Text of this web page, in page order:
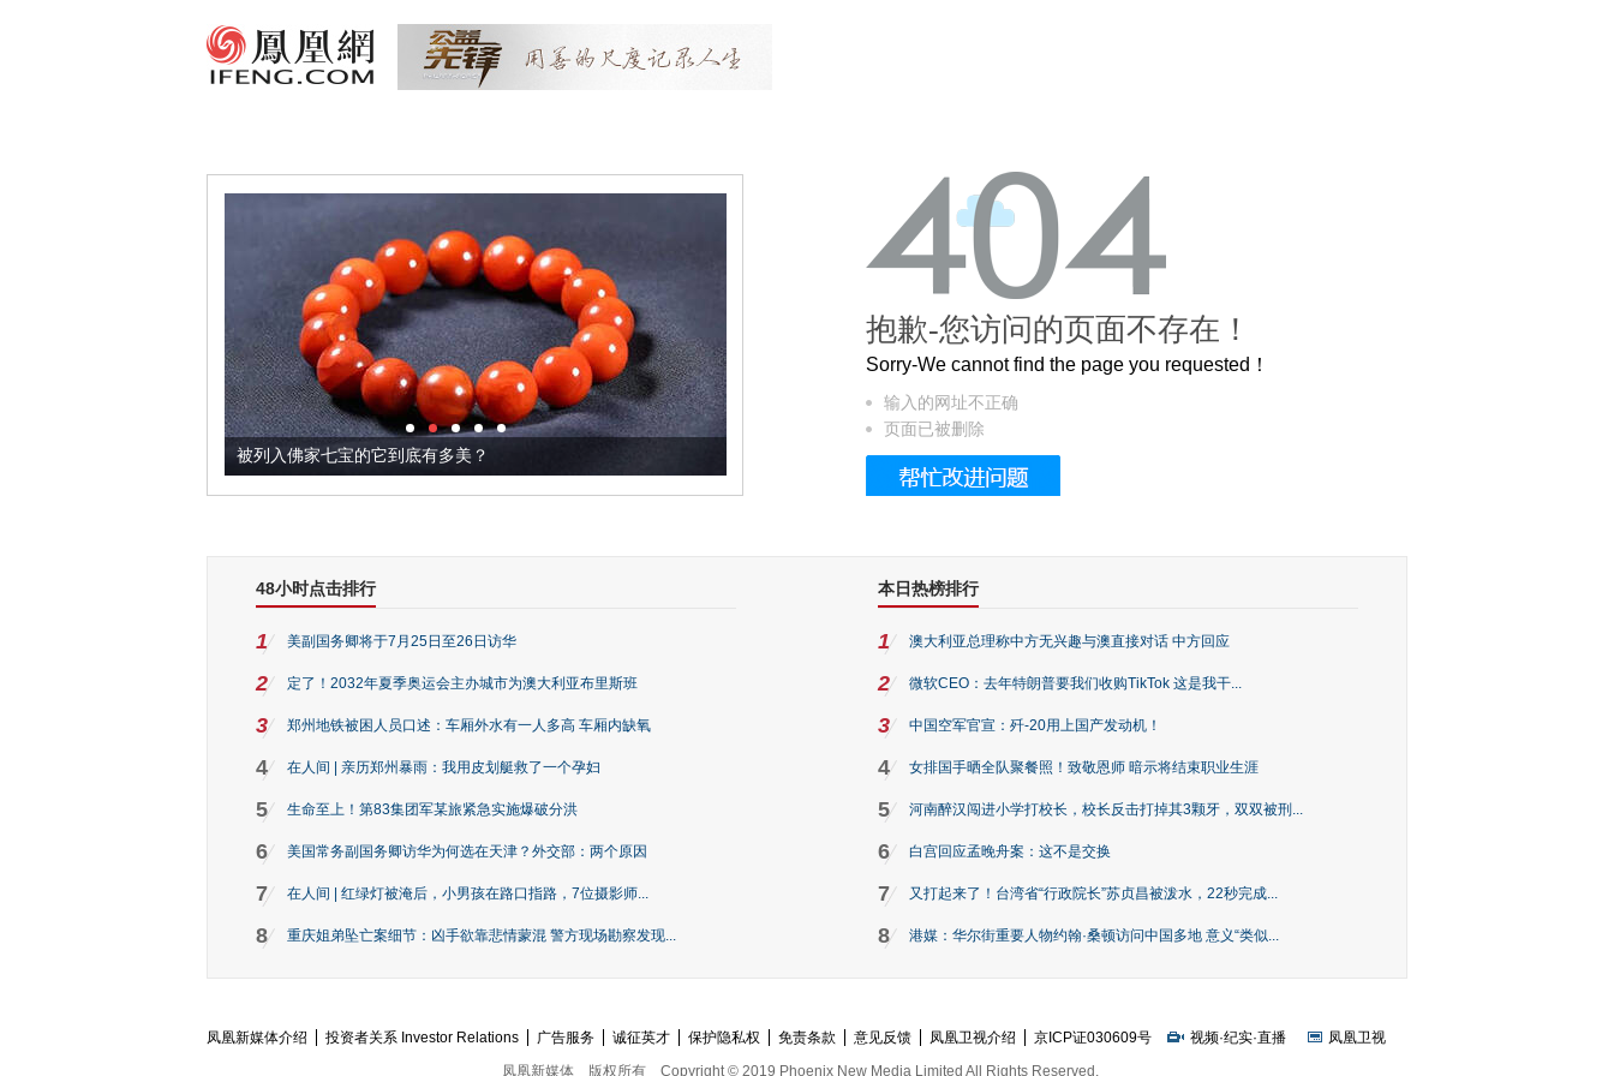
被列入佛家七宝的它到底有多美？ 这个3.2米的长卷，还原了600岁的紫禁城
抱歉-您访问的页面不存在！
Sorry-We cannot find the page you requested！
输入的网址不正确
页面已被删除
48小时点击排行
1 美副国务卿将于7月25日至26日访华
2 定了！2032年夏季奥运会主办城市为澳大利亚布里斯班
3 郑州地铁被困人员口述：车厢外水有一人多高 车厢内缺氧
4 在人间 | 亲历郑州暴雨：我用皮划艇救了一个孕妇
5 生命至上！第83集团军某旅紧急实施爆破分洪
6 美国常务副国务卿访华为何选在天津？外交部：两个原因
7 在人间 | 红绿灯被淹后，小男孩在路口指路，7位摄影师...
8 重庆姐弟坠亡案细节：凶手欲靠悲情蒙混 警方现场勘察发现...
本日热榜排行
1 澳大利亚总理称中方无兴趣与澳直接对话 中方回应
2 微软CEO：去年特朗普要我们收购TikTok 这是我干...
3 中国空军官宣：歼-20用上国产发动机！
4 女排国手晒全队聚餐照！致敬恩师 暗示将结束职业生涯
5 河南醉汉闯进小学打校长，校长反击打掉其3颗牙，双双被刑...
6 白宫回应孟晚舟案：这不是交换
7 又打起来了！台湾省“行政院长”苏贞昌被泼水，22秒完成...
8 港媒：华尔街重要人物约翰·桑顿访问中国多地 意义“类似...
凤凰新媒体介绍 投资者关系 Investor Relations 广告服务 诚征英才 保护隐私权 免责条款 意见反馈 凤凰卫视介绍 京ICP证030609号 视频·纪实·直播
凤凰卫视
凤凰新媒体
版权所有 Copyright © 2019 Phoenix New Media Limited All Rights Reserved.